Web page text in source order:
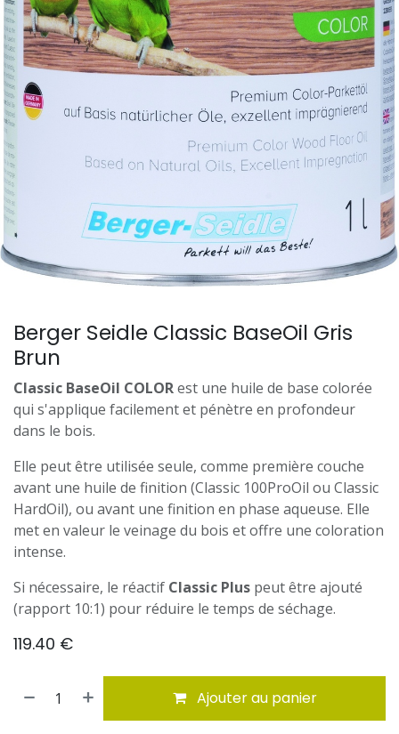
Berger Seidle Classic BaseOil Gris
Brun
Classic BaseOil COLORest une huile de base colorée
qui s'applique facilement et pénètre en profondeur
dans le bois.
Elle peut être utilisée seule, comme première couche
avant une huile de finition (Classic 100ProOil ou Classic
HardOil), ou avant une finition en phase aqueuse. Elle
met en valeur le veinage du bois et offre une coloration
intense.
Si nécessaire, le réactif Classic Plus peut être ajouté
(rapport 10:1) pour réduire le temps de séchage.
119.40 €
Ajouter au panier